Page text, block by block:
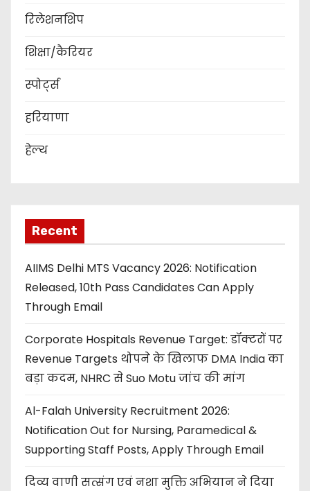
रिलेशनशिप
शिक्षा/कैरियर
स्पोर्ट्स
हरियाणा
हेल्थ
Recent
AIIMS Delhi MTS Vacancy 2026: Notification
Released, 10th Pass Candidates Can Apply
Through Email
Corporate Hospitals Revenue Target: डॉक्टरों पर
Revenue Targets थोपने के खिलाफ DMA India का
बड़ा कदम, NHRC से Suo Motu जांच की मांग
Al-Falah University Recruitment 2026:
Notification Out for Nursing, Paramedical &
Supporting Staff Posts, Apply Through Email
दिव्य वाणी सत्संग एवं नशा मुक्ति अभियान ने दिया